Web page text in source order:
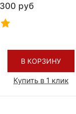
руб
В КОРЗИНУ
Купить в 1 клик